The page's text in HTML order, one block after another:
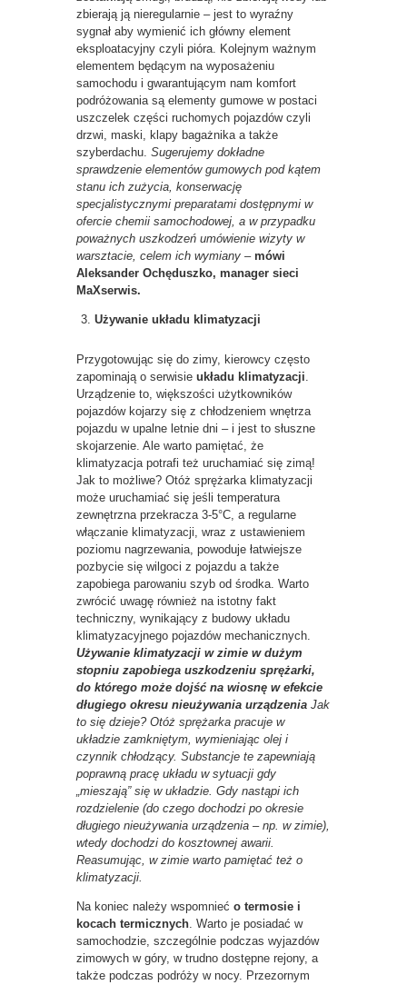
zbierają ją nieregularnie – jest to wyraźny
sygnał aby wymienić ich główny element
eksploatacyjny czyli pióra. Kolejnym ważnym
elementem będącym na wyposażeniu
samochodu i gwarantującym nam komfort
podróżowania są elementy gumowe w postaci
uszczelek części ruchomych pojazdów czyli
drzwi, maski, klapy bagażnika a także
szyberdachu. Sugerujemy dokładne
sprawdzenie elementów gumowych pod kątem
stanu ich zużycia, konserwację
specjalistycznymi preparatami dostępnymi w
ofercie chemii samochodowej, a w przypadku
poważnych uszkodzeń umówienie wizyty w
warsztacie, celem ich wymiany – mówi
Aleksander Ochęduszko, manager sieci
MaXserwis.
Używanie układu klimatyzacji
Przygotowując się do zimy, kierowcy często
zapominają o serwisie układu klimatyzacji
Urządzenie to, większości użytkowników
pojazdów kojarzy się z chłodzeniem wnętrza
pojazdu w upalne letnie dni – i jest to słuszne
skojarzenie. Ale warto pamiętać, że
klimatyzacja potrafi też uruchamiać się zimą!
Jak to możliwe? Otóż sprężarka klimatyzacji
może uruchamiać się jeśli temperatura
zewnętrzna przekracza 3-5°C, a regularne
włączanie klimatyzacji, wraz z ustawieniem
poziomu nagrzewania, powoduje łatwiejsze
pozbycie się wilgoci z pojazdu a także
zapobiega parowaniu szyb od środka. Warto
zwrócić uwagę również na istotny fakt
techniczny, wynikający z budowy układu
klimatyzacyjnego pojazdów mechanicznych.
Używanie klimatyzacji w zimie w dużym
stopniu zapobiega uszkodzeniu sprężarki,
do którego może dojść na wiosnę w efekcie
długiego okresu nieużywania urządzenia Jak
to się dzieje? Otóż sprężarka pracuje w
układzie zamkniętym, wymieniając olej i
czynnik chłodzący. Substancje te zapewniają
poprawną pracę układu w sytuacji gdy
„mieszają” się w układzie. Gdy nastąpi ich
rozdzielenie (do czego dochodzi po okresie
długiego nieużywania urządzenia – np. w zimie),
wtedy dochodzi do kosztownej awarii.
Reasumując, w zimie warto pamiętać też o
klimatyzacji.
Na koniec należy wspomnieć o termosie i
kocach termicznych . Warto je posiadać w
samochodzie, szczególnie podczas wyjazdów
zimowych w góry, w trudno dostępne rejony, a
także podczas podróży w nocy. Przezornym